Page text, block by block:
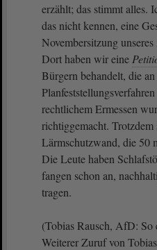
erzählt; das stimmt alles.
das nicht kennen, eine
Novembersitzung
Dort haben wir eine
Bürgern behandelt, die
rechtlichem Ermessen
richtiggemacht. Trotzdem
Lärmschutzwand, die 50
Die Leute haben
fangen schon an,
tragen.
(Tobias Rausch, AfD:
Weiterer Zuruf von